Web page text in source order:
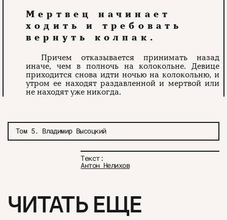
Том 5. Владимир Высоцкий
Текст:
Антон Нелихов
Мертвец начинает
ходить и требовать
вернуть колпак.
Причем отказывается принимать назад
иначе, чем в полночь на колокольне. Девице
приходится снова идти ночью на колокольню, и
утром ее находят раздавленной и мертвой или
не находят уже никогда.
ЧИТАТЬ ЕЩЕ